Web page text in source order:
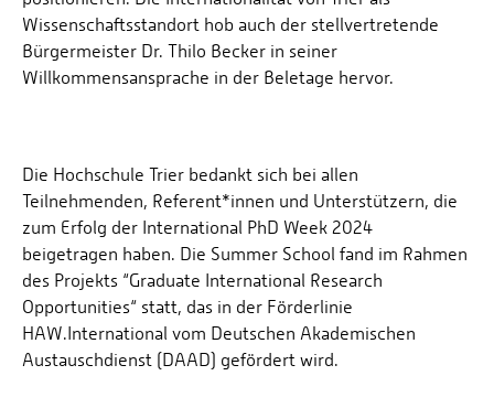
Wissenschaftsstandort hob auch der stellvertretende
Bürgermeister Dr. Thilo Becker in seiner
Willkommensansprache in der Beletage hervor.
Die Hochschule Trier bedankt sich bei allen
Teilnehmenden, Referent*innen und Unterstützern, die
zum Erfolg der International PhD Week 2024
beigetragen haben. Die Summer School fand im Rahmen
des Projekts “Graduate International Research
Opportunities“ statt, das in der Förderlinie
HAW.International vom Deutschen Akademischen
Austauschdienst (DAAD) gefördert wird.